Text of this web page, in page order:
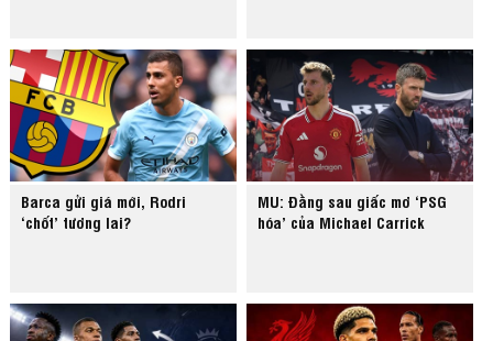
Barca gửi giá mới, Rodri
‘chốt’ tương lai?
MU: Đằng sau giấc mơ ‘PSG
hóa’ của Michael Carrick